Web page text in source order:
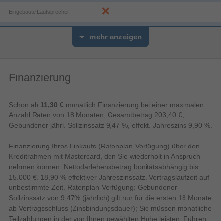
Kindle automatisch in den Ruhemodus versetzt, und er wird
weiterlesen. Du kannst auch das kabellose „Made for Amazon“-
Ladedock zum Aufladen verwenden (separat erhältlich).
Eingebaute Lautsprecher
Bildschirm
Display-Hintergrundbeleuchtung
Touchscreen
Blendfreier Bildschirm
Unterstützte
AZW, AZW3, DOC, DOCX, EPUB, HTML, MOBI,
PDF, RTF, TXT
Unterstützte Bildformate BMP, GIF, JPEG, PNG
mehr anzeigen
Finanzierung
Schon ab 11,30 € monatlich Finanzierung bei einer maximalen
Anzahl Raten von 18 Monaten; Gesamtbetrag 203,40 €;
Gebundener jährl. Sollzinssatz 9,47 %, effekt. Jahreszins 9,90 %.
Finanzierung Ihres Einkaufs (Ratenplan-Verfügung) über den
Kreditrahmen mit Mastercard, den Sie wiederholt in Anspruch
nehmen können. Nettodarlehensbetrag bonitätsabhängig bis
15.000 €. 18,90 % effektiver Jahreszinssatz. Vertragslaufzeit auf
unbestimmte Zeit. Ratenplan-Verfügung: Gebundener
Sollzinssatz von 9,47% (jährlich) gilt nur für die ersten 18 Monate
ab Vertragsschluss (Zinsbindungsdauer); Sie müssen monatliche
Teilzahlungen in der von Ihnen gewählten Höhe leisten. Führen